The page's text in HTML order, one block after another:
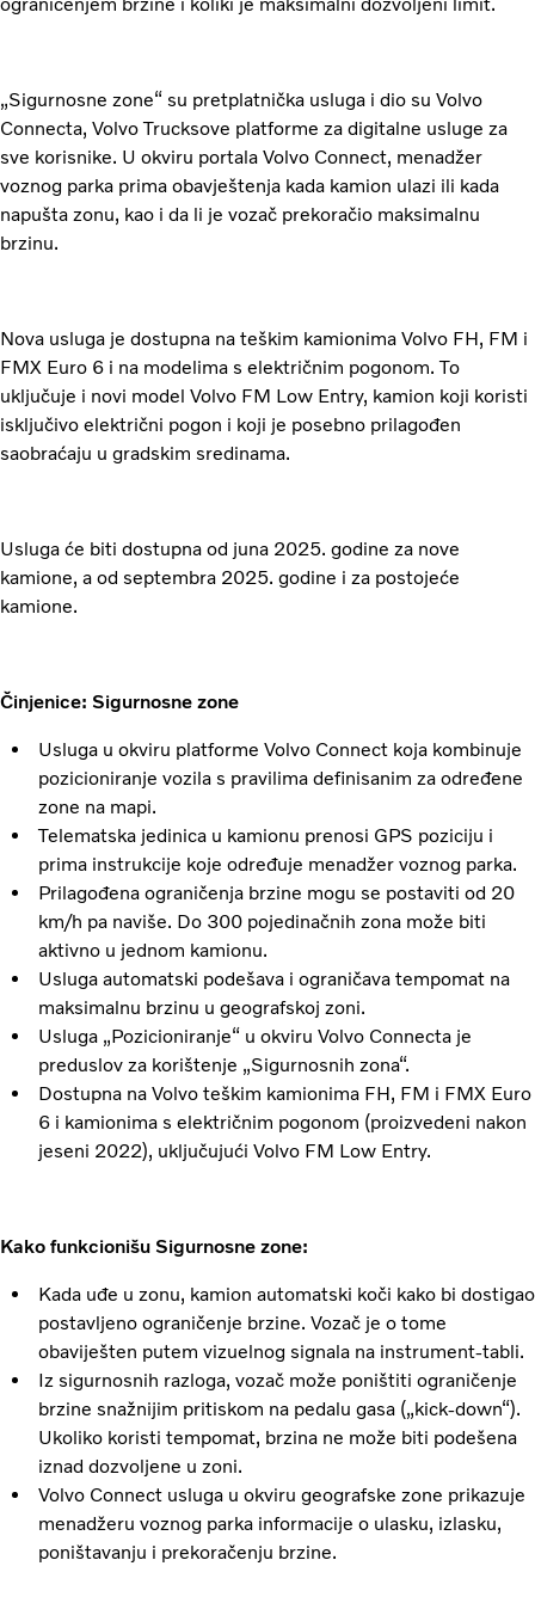
„Sigurnosne zone“ su pretplatnička usluga i dio su Volvo
Connecta, Volvo Trucksove platforme za digitalne usluge za
sve korisnike. U okviru portala Volvo Connect, menadžer
voznog parka prima obavještenja kada kamion ulazi ili kada
napušta zonu, kao i da li je vozač prekoračio maksimalnu
brzinu.
Nova usluga je dostupna na teškim kamionima Volvo FH, FM i
FMX Euro 6 i na modelima s električnim pogonom. To
uključuje i novi model Volvo FM Low Entry, kamion koji koristi
isključivo električni pogon i koji je posebno prilagođen
saobraćaju u gradskim sredinama.
Usluga će biti dostupna od juna 2025. godine za nove
kamione, a od septembra 2025. godine i za postojeće
kamione.
Činjenice: Sigurnosne zone
Usluga u okviru platforme Volvo Connect koja kombinuje
pozicioniranje vozila s pravilima definisanim za određene
zone na mapi.
Telematska jedinica u kamionu prenosi GPS poziciju i
prima instrukcije koje određuje menadžer voznog parka.
Prilagođena ograničenja brzine mogu se postaviti od 20
km/h pa naviše. Do 300 pojedinačnih zona može biti
aktivno u jednom kamionu.
Usluga automatski podešava i ograničava tempomat na
maksimalnu brzinu u geografskoj zoni.
Usluga „Pozicioniranje“ u okviru Volvo Connecta je
preduslov za korištenje „Sigurnosnih zona“.
Dostupna na Volvo teškim kamionima FH, FM i FMX Euro
6 i kamionima s električnim pogonom (proizvedeni nakon
jeseni 2022), uključujući Volvo FM Low Entry.
Kako funkcionišu Sigurnosne zone:
Kada uđe u zonu, kamion automatski koči kako bi dostigao
postavljeno ograničenje brzine. Vozač je o tome
obaviješten putem vizuelnog signala na instrument-tabli.
Iz sigurnosnih razloga, vozač može poništiti ograničenje
brzine snažnijim pritiskom na pedalu gasa („kick-down“).
Ukoliko koristi tempomat, brzina ne može biti podešena
iznad dozvoljene u zoni.
Volvo Connect usluga u okviru geografske zone prikazuje
menadžeru voznog parka informacije o ulasku, izlasku,
poništavanju i prekoračenju brzine.